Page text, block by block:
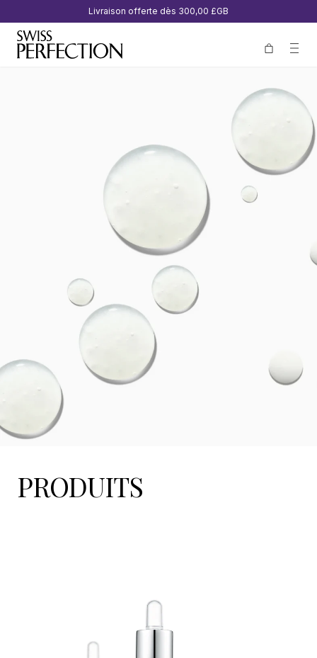
Livraison offerte dès 300,00 £GB
PRODUITS